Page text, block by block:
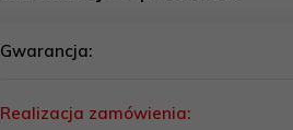
Gwarancja:
Realizacja zamówienia: